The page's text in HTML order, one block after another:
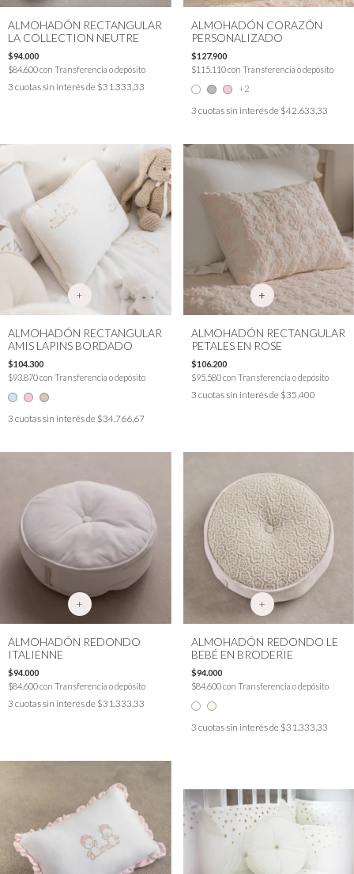
ALMOHADÓN RECTANGULAR
LA COLLECTION NEUTRE
$94.000
$84.600con Transferencia o depósito
3 cuotas sin interés de $31.333,33
ALMOHADÓN CORAZÓN
PERSONALIZADO
$127.900
$115.110con Transferencia o depósito
+2
3 cuotas sin interés de $42.633,33
+
ALMOHADÓN RECTANGULAR
AMIS LAPINS BORDADO
$104.300
$93.870con Transferencia o depósito
3 cuotas sin interés de $34.766,67
ALMOHADÓN RECTANGULAR
PETALES EN ROSE
$106.200
$95.580con Transferencia o depósito
3 cuotas sin interés de $35.400
+
ALMOHADÓN REDONDO
ITALIENNE
$94.000
$84.600con Transferencia o depósito
3 cuotas sin interés de $31.333,33
+
ALMOHADÓN REDONDO LE
BEBÉ EN BRODERIE
$94.000
$84.600con Transferencia o depósito
3 cuotas sin interés de $31.333,33